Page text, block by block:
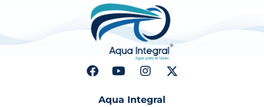
Aqua Integral